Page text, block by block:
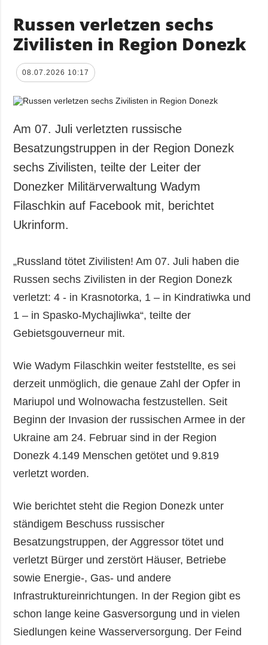
Russen verletzen sechs
Zivilisten in Region Donezk
08.07.2026 10:17
Am 07. Juli verletzten russische
Besatzungstruppen in der Region Donezk
sechs Zivilisten, teilte der Leiter der
Donezker Militärverwaltung Wadym
Filaschkin auf Facebook mit, berichtet
Ukrinform.
„Russland tötet Zivilisten! Am 07. Juli haben die
Russen sechs Zivilisten in der Region Donezk
verletzt: 4 - in Krasnotorka, 1 – in Kindratiwka und
1 – in Spasko-Mychajliwka“, teilte der
Gebietsgouverneur mit.
Wie Wadym Filaschkin weiter feststellte, es sei
derzeit unmöglich, die genaue Zahl der Opfer in
Mariupol und Wolnowacha festzustellen. Seit
Beginn der Invasion der russischen Armee in der
Ukraine am 24. Februar sind in der Region
Donezk 4.149 Menschen getötet und 9.819
verletzt worden.
Wie berichtet steht die Region Donezk unter
ständigem Beschuss russischer
Besatzungstruppen, der Aggressor tötet und
verletzt Bürger und zerstört Häuser, Betriebe
sowie Energie-, Gas- und andere
Infrastruktureinrichtungen. In der Region gibt es
schon lange keine Gasversorgung und in vielen
Siedlungen keine Wasserversorgung. Der Feind